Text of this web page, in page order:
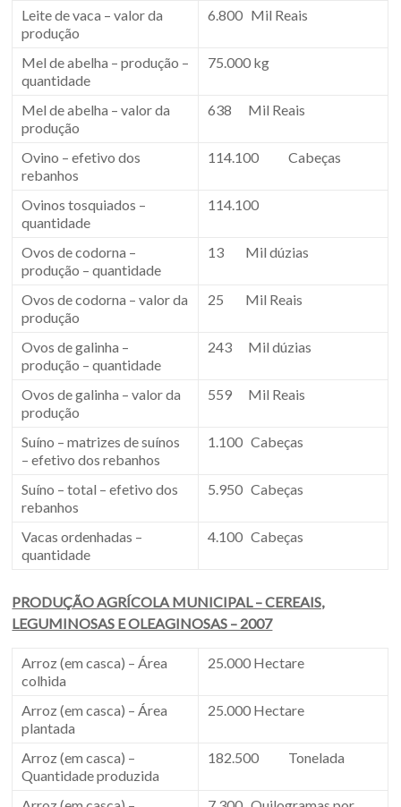
Leite de vaca – valor da
produção
6.800 Mil Reais
Mel de abelha – produção –
quantidade
75.000 kg
Mel de abelha – valor da
produção
638 Mil Reais
Ovino – efetivo dos
rebanhos
114.100 Cabeças
Ovinos tosquiados –
quantidade
114.100
Ovos de codorna –
produção – quantidade
13 Mil dúzias
Ovos de codorna – valor da
produção
25 Mil Reais
Ovos de galinha –
produção – quantidade
243 Mil dúzias
Ovos de galinha – valor da
produção
559 Mil Reais
Suíno – matrizes de suínos
– efetivo dos rebanhos
1.100 Cabeças
Suíno – total – efetivo dos
rebanhos
5.950 Cabeças
Vacas ordenhadas –
quantidade
4.100 Cabeças
PRODUÇÃO AGRÍCOLA MUNICIPAL – CEREAIS,
LEGUMINOSAS E OLEAGINOSAS – 2007
Arroz (em casca) – Área
colhida
25.000 Hectare
Arroz (em casca) – Área
plantada
25.000 Hectare
Arroz (em casca) –
Quantidade produzida
182.500 Tonelada